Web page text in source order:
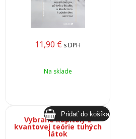
11,90 € s DPH
Na sklade
Vybrané kapitoly z
kvantovej teórie tuhých
látok